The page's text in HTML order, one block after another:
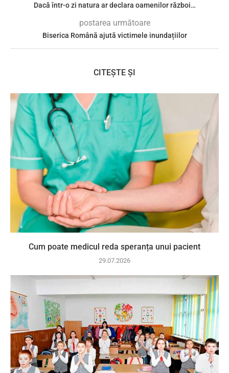
Dacă într-o zi natura ar declara oamenilor război…
postarea următoare
Biserica Română ajută victimele inundațiilor
CITEȘTE ȘI
Cum poate medicul reda speranța unui pacient
29.07.2026